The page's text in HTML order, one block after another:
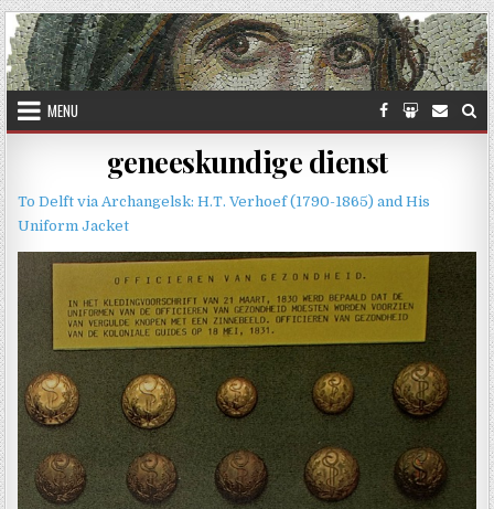
Skip to content
MENU
geneeskundige dienst
To Delft via Archangelsk: H.T. Verhoef (1790-1865) and His
Uniform Jacket